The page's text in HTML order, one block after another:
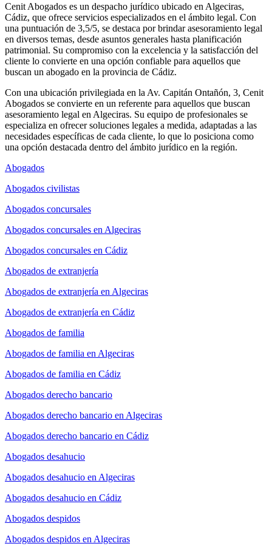
Cenit Abogados es un despacho jurídico ubicado en Algeciras,
Cádiz, que ofrece servicios especializados en el ámbito legal. Con
una puntuación de 3,5/5, se destaca por brindar asesoramiento legal
en diversos temas, desde asuntos generales hasta planificación
patrimonial. Su compromiso con la excelencia y la satisfacción del
cliente lo convierte en una opción confiable para aquellos que
buscan un abogado en la provincia de Cádiz.
Con una ubicación privilegiada en la Av. Capitán Ontañón, 3, Cenit
Abogados se convierte en un referente para aquellos que buscan
asesoramiento legal en Algeciras. Su equipo de profesionales se
especializa en ofrecer soluciones legales a medida, adaptadas a las
necesidades específicas de cada cliente, lo que lo posiciona como
una opción destacada dentro del ámbito jurídico en la región.
Abogados
Abogados civilistas
Abogados concursales
Abogados concursales en Algeciras
Abogados concursales en Cádiz
Abogados de extranjería
Abogados de extranjería en Algeciras
Abogados de extranjería en Cádiz
Abogados de familia
Abogados de familia en Algeciras
Abogados de familia en Cádiz
Abogados derecho bancario
Abogados derecho bancario en Algeciras
Abogados derecho bancario en Cádiz
Abogados desahucio
Abogados desahucio en Algeciras
Abogados desahucio en Cádiz
Abogados despidos
Abogados despidos en Algeciras